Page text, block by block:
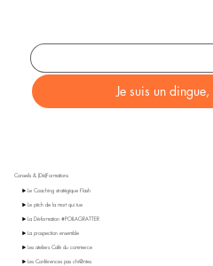
Je suis un
Conseils & (Dé)Formations
▶️ Le Coaching stratégique Flash
▶️ Le pitch de la mort qui tue
▶️ La Dé-formation #POILAGRATTER
▶️ La prospection ensemble
▶️ Les ateliers Café du commerce
▶️ Les Conférences pas chi@ntes